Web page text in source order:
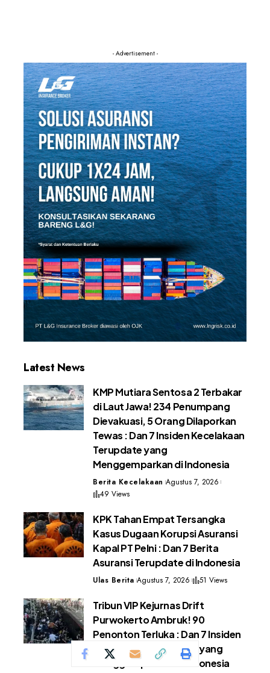
- Advertisement -
Latest News
KMP Mutiara Sentosa 2 Terbakar
di Laut Jawa! 234 Penumpang
Dievakuasi, 5 Orang Dilaporkan
Tewas : Dan 7 Insiden Kecelakaan
Terupdate yang
Menggemparkan di Indonesia
Berita Kecelakaan Agustus 7, 2026
49 Views
KPK Tahan Empat Tersangka
Kasus Dugaan Korupsi Asuransi
Kapal PT Pelni : Dan 7 Berita
Asuransi Terupdate di Indonesia
Ulas Berita Agustus 7, 2026 51 Views
Tribun VIP Kejurnas Drift
Purwokerto Ambruk! 90
Penonton Terluka : Dan 7 Insiden
Kecelakaan Terupdate yang
Menggemparkan di Indonesia